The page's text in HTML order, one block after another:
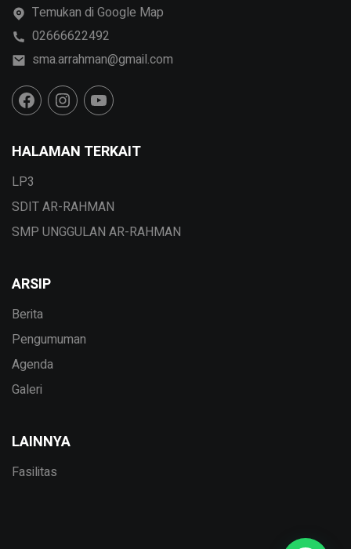
Temukan di Google Map
02666622492
sma.arrahman@gmail.com
HALAMAN TERKAIT
LP3
SDIT AR-RAHMAN
SMP UNGGULAN AR-RAHMAN
ARSIP
Berita
Pengumuman
Agenda
Galeri
LAINNYA
Fasilitas